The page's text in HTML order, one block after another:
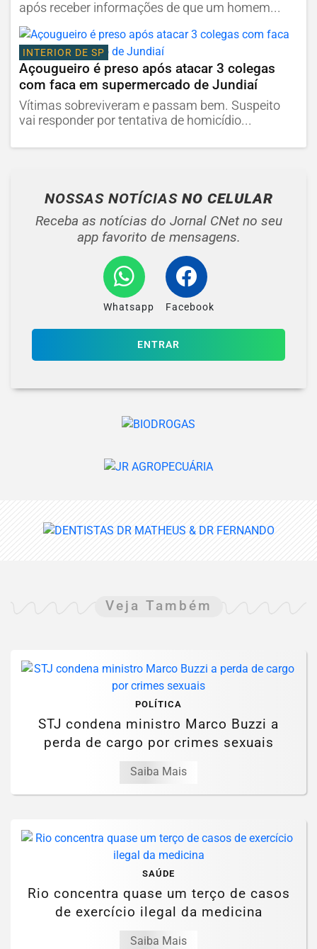
após receber informações de que um homem...
INTERIOR DE SP
Açougueiro é preso após atacar 3 colegas
com faca em supermercado de Jundiaí
Vítimas sobreviveram e passam bem. Suspeito
vai responder por tentativa de homicídio...
NOSSAS NOTÍCIAS NO CELULAR
Receba as notícias do Jornal CNet no seu
app favorito de mensagens.
Whatsapp Facebook
ENTRAR
Veja Também
POLÍTICA
STJ condena ministro Marco Buzzi a
perda de cargo por crimes sexuais
Saiba Mais
SAÚDE
Rio concentra quase um terço de casos
de exercício ilegal da medicina
Saiba Mais